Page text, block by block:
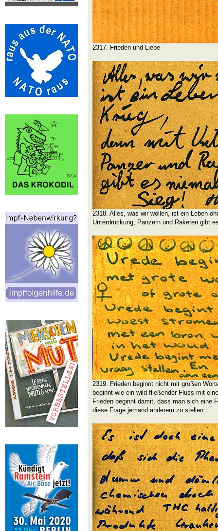
2317. Frieden und Liebe
2318. Alles, was wir wollen, ist ein Leben
Unterdrückung, Panzern und Raketen gibt
2319. Frieden beginnt nicht mit großen
beginnt wie ein wild fließender Fluss mit
Frieden beginnt damit, dass man sich eine
diese Frage jemand anderem zu stellen.